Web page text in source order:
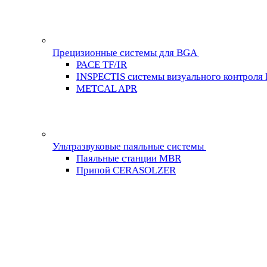
Прецизионные системы для BGA
PACE TF/IR
INSPECTIS системы визуального контроля
METCAL APR
Ультразвуковые паяльные системы
Паяльные станции MBR
Припой CERASOLZER